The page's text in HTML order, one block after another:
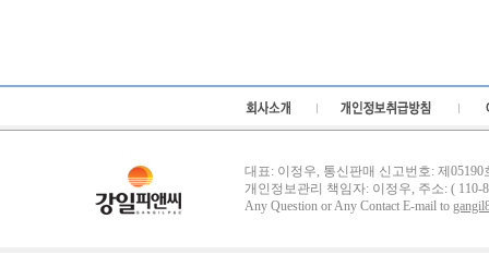
대표: 이정우, 통신판매 신고번호: 제05190
개인정보관리 책임자: 이정우, 주소: (
Any Question or Any Contact E-mail to